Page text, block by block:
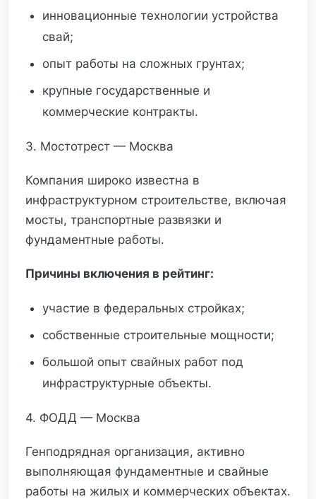
инновационные технологии устройства
свай;
опыт работы на сложных грунтах;
крупные государственные и
коммерческие контракты.
3. Мостотрест — Москва
Компания широко известна в
инфраструктурном строительстве, включая
мосты, транспортные развязки и
фундаментные работы.
Причины включения в рейтинг:
участие в федеральных стройках;
собственные строительные мощности;
большой опыт свайных работ под
инфраструктурные объекты.
4. ФОДД — Москва
Генподрядная организация, активно
выполняющая фундаментные и свайные
работы на жилых и коммерческих объектах.